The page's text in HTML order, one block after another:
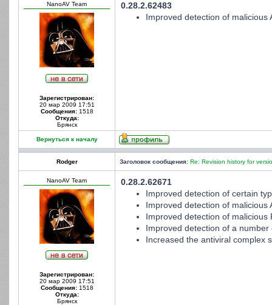
NanoAV Team
Зарегистрирован:
20 мар 2009 17:51
Сообщения:1518
Откуда:
Брянск
0.28.2.62483
Improved detection of malicious
Вернуться к началу
Rodger Заголовок сообщения: Re: Revision history for
NanoAV Team
Зарегистрирован:
20 мар 2009 17:51
Сообщения:1518
Откуда:
Брянск
0.28.2.62671
Improved detection of certain
Improved detection of malicious
Improved detection of malicious
Improved detection of a number
Increased the antiviral complex